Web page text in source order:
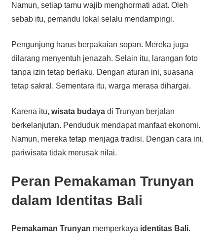
Namun, setiap tamu wajib menghormati adat. Oleh
sebab itu, pemandu lokal selalu mendampingi.
Pengunjung harus berpakaian sopan. Mereka juga
dilarang menyentuh jenazah. Selain itu, larangan foto
tanpa izin tetap berlaku. Dengan aturan ini, suasana
tetap sakral. Sementara itu, warga merasa dihargai.
Karena itu, wisata budayadi Trunyan berjalan
berkelanjutan. Penduduk mendapat manfaat ekonomi.
Namun, mereka tetap menjaga tradisi. Dengan cara ini,
pariwisata tidak merusak nilai.
Peran Pemakaman Trunyan
dalam Identitas Bali
Pemakaman Trunyan memperkaya identitas Bali.